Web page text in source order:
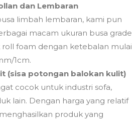
dan Lembaran
limbah lembaran, kami pun
macam ukuran busa grade
foam dengan ketebalan mulai
1cm.
(sisa potongan balokan kulit)
cocok untuk industri sofa,
lain. Dengan harga yang relatif
produk yang